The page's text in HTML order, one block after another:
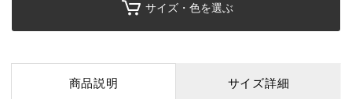
サイズ・色を選ぶ
商品説明 サイズ詳細